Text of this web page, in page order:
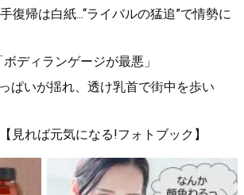
帰は白紙...“ライバルの猛追”で情勢に
ディランゲージが最悪」
ぱいが揺れ、透け乳首で街中を歩い
れば元気になる!フォトブック】